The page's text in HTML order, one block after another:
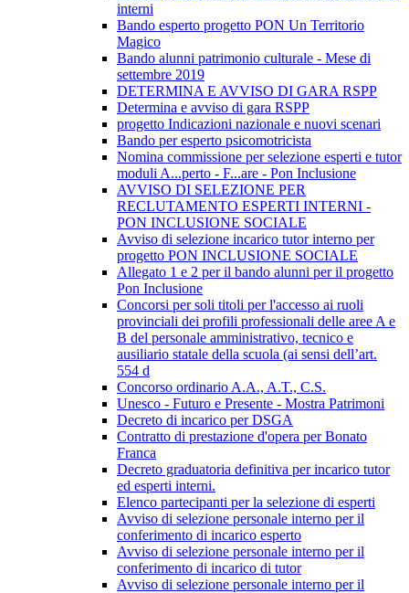
interni
Bando esperto progetto PON Un Territorio
Magico
Bando alunni patrimonio culturale - Mese di
settembre 2019
DETERMINA E AVVISO DI GARA RSPP
Determina e avviso di gara RSPP
progetto Indicazioni nazionale e nuovi scenari
Bando per esperto psicomotricista
Nomina commissione per selezione esperti e tutor
moduli A...perto - F...are - Pon Inclusione
AVVISO DI SELEZIONE PER
RECLUTAMENTO ESPERTI INTERNI -
PON INCLUSIONE SOCIALE
Avviso di selezione incarico tutor interno per
progetto PON INCLUSIONE SOCIALE
Allegato 1 e 2 per il bando alunni per il progetto
Pon Inclusione
Concorsi per soli titoli per l'accesso ai ruoli
provinciali dei profili professionali delle aree A e
B del personale amministrativo, tecnico e
ausiliario statale della scuola (ai sensi dell’art.
554 d
Concorso ordinario A.A., A.T., C.S.
Unesco - Futuro e Presente - Mostra Patrimoni
Decreto di incarico per DSGA
Contratto di prestazione d'opera per Bonato
Franca
Decreto graduatoria definitiva per incarico tutor
ed esperti interni.
Elenco partecipanti per la selezione di esperti
Avviso di selezione personale interno per il
conferimento di incarico esperto
Avviso di selezione personale interno per il
conferimento di incarico di tutor
Avviso di selezione personale interno per il